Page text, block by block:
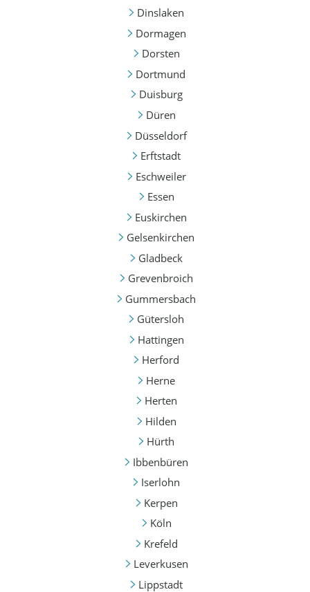
Dinslaken
Dormagen
Dorsten
Dortmund
Duisburg
Düren
Düsseldorf
Erftstadt
Eschweiler
Essen
Euskirchen
Gelsenkirchen
Gladbeck
Grevenbroich
Gummersbach
Gütersloh
Hattingen
Herford
Herne
Herten
Hilden
Hürth
Ibbenbüren
Iserlohn
Kerpen
Köln
Krefeld
Leverkusen
Lippstadt